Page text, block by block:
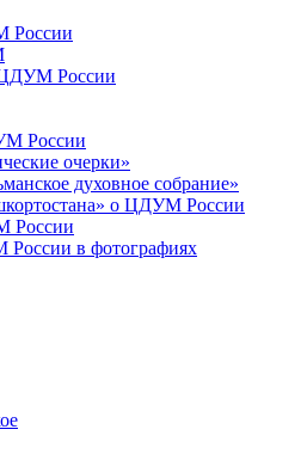
России
России
России
очерки»
духовное собрание»
о ЦДУМ России
России
в фотографиях